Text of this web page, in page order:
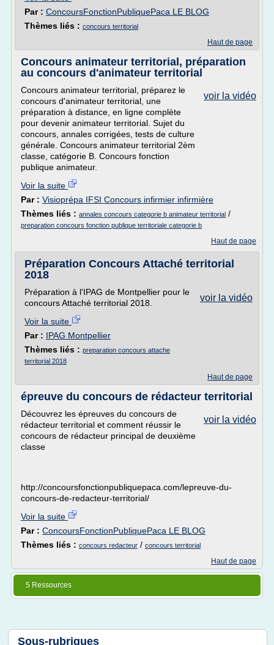
Par : ConcoursFonctionPubliquePaca LE BLOG
Thèmes liés : concours territorial
Haut de page
Concours animateur territorial, préparation
au concours d'animateur territorial
voir la vidéo
Concours animateur territorial, préparez le
concours d'animateur territorial, une
préparation à distance, en ligne complète
pour devenir animateur territorial. Sujet du
concours, annales corrigées, tests de culture
générale. Concours animateur territorial 2èm
classe, catégorie B. Concours fonction
publique animateur.
Voir la suite
Par : Visioprépa IFSI Concours infirmier infirmière
Thèmes liés : annales concours categorie b animateur territorial /
preparation concours fonction publique territoriale categorie b
Haut de page
Préparation Concours Attaché territorial
2018
voir la vidéo
Préparation à l'IPAG de Montpellier pour le
concours Attaché territorial 2018.
Voir la suite
Par : IPAG Montpellier
Thèmes liés : preparation concours attache
territorial 2018
Haut de page
épreuve du concours de rédacteur territorial
voir la vidéo
Découvrez les épreuves du concours de
rédacteur territorial et comment réussir le
concours de rédacteur principal de deuxième
classe
http://concoursfonctionpubliquepaca.com/lepreuve-du-
concours-de-redacteur-territorial/
Voir la suite
Par : ConcoursFonctionPubliquePaca LE BLOG
Thèmes liés : concours redacteur / concours territorial
Haut de page
5 Ressources
Sous-rubriques